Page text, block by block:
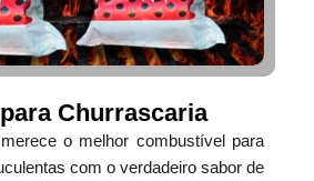
Churrascaria
o melhor combustível para
com o verdadeiro sabor de